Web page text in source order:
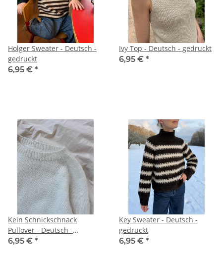
Holger Sweater - Deutsch -
gedruckt
6,95 € *
Ivy Top - Deutsch - gedruckt
6,95 € *
Kein Schnickschnack
Pullover - Deutsch -
gedruckt
6,95 € *
Key Sweater - Deutsch -
gedruckt
6,95 € *